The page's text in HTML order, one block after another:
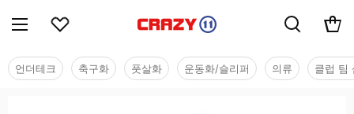
언더테크 축구화 풋살화 운동화/슬리퍼 의류 클럽 팀